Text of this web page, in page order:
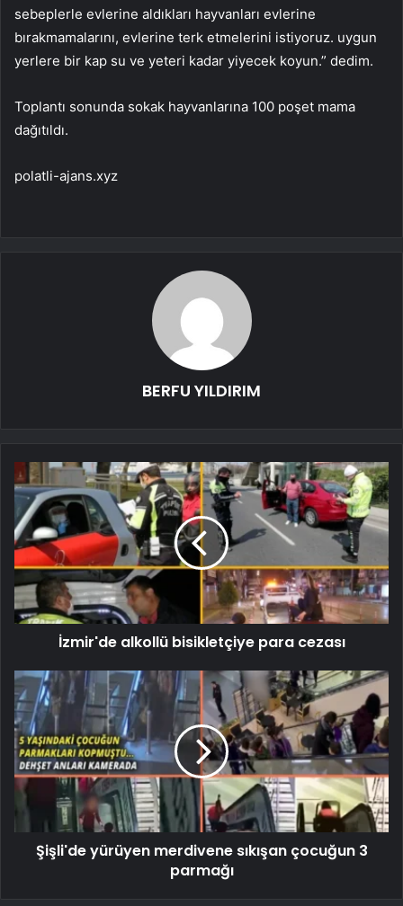
sebeplerle evlerine aldıkları hayvanları evlerine
bırakmamalarını, evlerine terk etmelerini istiyoruz. uygun
yerlere bir kap su ve yeteri kadar yiyecek koyun.” dedim.
Toplantı sonunda sokak hayvanlarına 100 poşet mama
dağıtıldı.
polatli-ajans.xyz
BERFU YILDIRIM
İzmir'de alkollü bisikletçiye para cezası
Şişli'de yürüyen merdivene sıkışan çocuğun 3
parmağı